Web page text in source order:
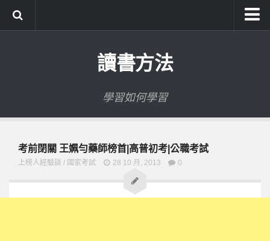
讀書方法
學習如何學習
考前閉關 王姵勻藥師榜首|高普初考|公職考試
上榜人經驗談 / 國家考試 28 10 月, 2013 0